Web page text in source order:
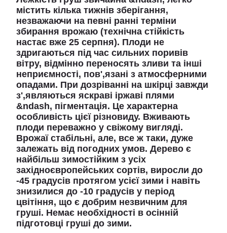
містить кілька тижнів зберігання,
незважаючи на певні ранні терміни
збирання врожаю (технічна стійкість
настає вже 25 серпня). Плоди не
здригаються під час сильних поривів
вітру, відмінно переносять зливи та інші
неприємності, пов',язані з атмосферними
опадами. При дозріванні на шкірці завжди
з',являються яскраві іржаві плями
&ndash, пігментація. Це характерна
особливість цієї різновиду. Вживають
плоди переважно у свіжому вигляді.
Врожаї стабільні, але, все ж таки, дуже
залежать від погодних умов. Дерево є
найбільш зимостійким з усіх
західноєвропейських сортів, виросли до
-45 градусів протягом усієї зими і навіть
знизилися до -10 градусів у період
цвітіння, що є добрим незвичним для
груші. Немає необхідності в осінній
підготовці груші до зими.